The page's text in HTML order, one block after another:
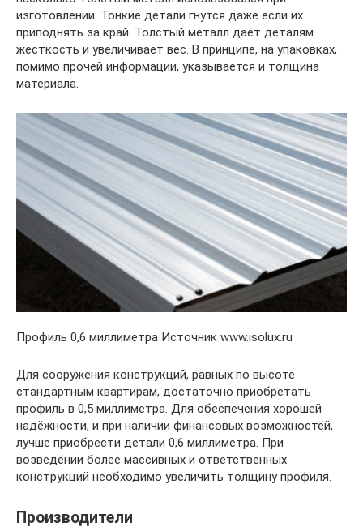
изготовлении. Тонкие детали гнутся даже если их
приподнять за край. Толстый металл даёт деталям
жёсткость и увеличивает вес. В принципе, на упаковках,
помимо прочей информации, указывается и толщина
материала.
Профиль 0,6 миллиметра Источник www.isolux.ru
Для сооружения конструкций, равных по высоте
стандартным квартирам, достаточно приобретать
профиль в 0,5 миллиметра. Для обеспечения хорошей
надёжности, и при наличии финансовых возможностей,
лучше приобрести детали 0,6 миллиметра. При
возведении более массивных и ответственных
конструкций необходимо увеличить толщину профиля.
Производители